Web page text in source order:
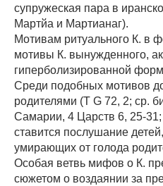
супружеская пара в
Мартйа и Мартианаг).
Мотивам ритуального К. в
мотивы К. вынужденного,
гиперболизированной
Среди подобных мотивов
родителями (Т G 72, 2; ср.
Самарии, 4 Царств 6, 25-31;
ставится послушание
умирающих от голода
Особая ветвь мифов о К.
сюжетом о воздаянии за